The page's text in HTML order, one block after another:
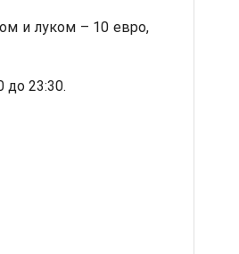
и луком – 10 евро,
до 23:30.